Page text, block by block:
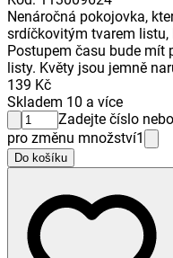
Nenáročná pokojovka,
srdíčkovitým tvarem listu,
Postupem času bude mít
listy. Květy jsou jemně
139 Kč
Skladem 10 a více
Zadejte číslo
pro změnu množství1
Do košíku